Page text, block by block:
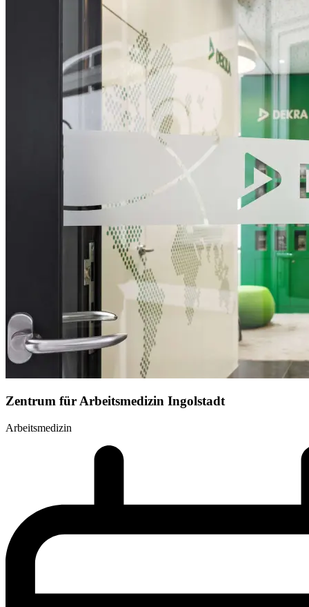
Zentrum für Arbeitsmedizin Ingolstadt
Arbeitsmedizin